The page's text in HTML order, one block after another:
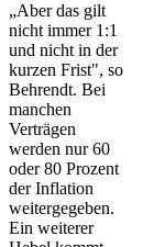
„Aber das gilt
nicht immer 1:1
und nicht in der
kurzen Frist", so
Behrendt. Bei
manchen
Verträgen
werden nur 60
oder 80 Prozent
der Inflation
weitergegeben.
Ein weiterer